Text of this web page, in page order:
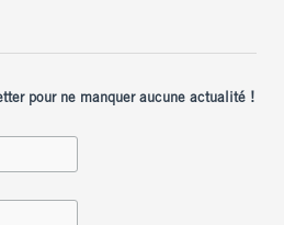
pour ne manquer aucune actualité !